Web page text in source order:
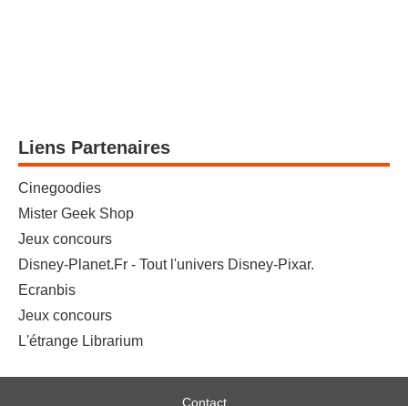
Liens Partenaires
Cinegoodies
Mister Geek Shop
Jeux concours
Disney-Planet.Fr - Tout l'univers Disney-Pixar.
Ecranbis
Jeux concours
L'étrange Librarium
Contact